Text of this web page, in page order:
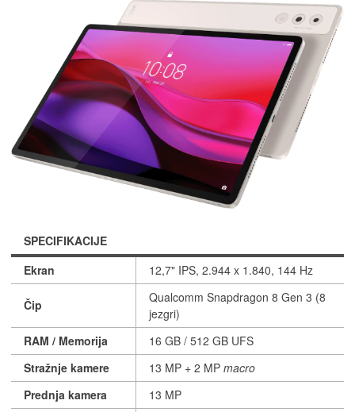
SPECIFIKACIJE
Ekran
12,7" IPS, 2.944 x 1.840, 144 Hz
Čip
Qualcomm Snapdragon 8 Gen 3 (8
jezgri)
RAM / Memorija
16 GB / 512 GB UFS
Stražnje kamere
13 MP + 2 MP macro
Prednja kamera
13 MP